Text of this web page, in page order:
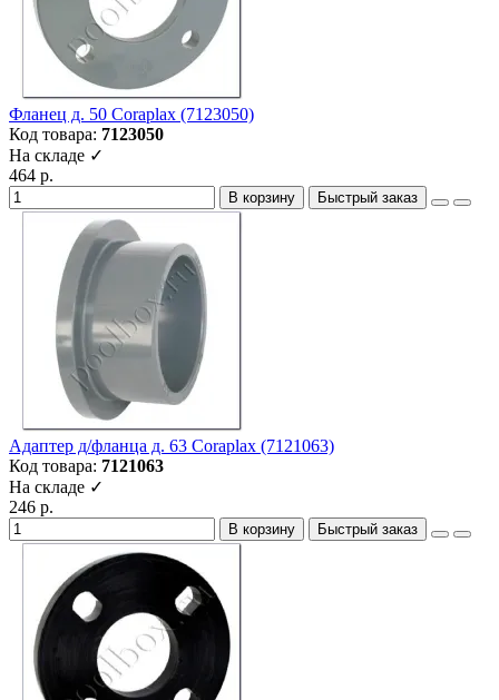
Фланец д. 50 Coraplax (7123050)
Код товара: 7123050
На складе ✓
464 р.
В корзину Быстрый заказ
Адаптер д/фланца д. 63 Coraplax (7121063)
Код товара: 7121063
На складе ✓
246 р.
В корзину Быстрый заказ